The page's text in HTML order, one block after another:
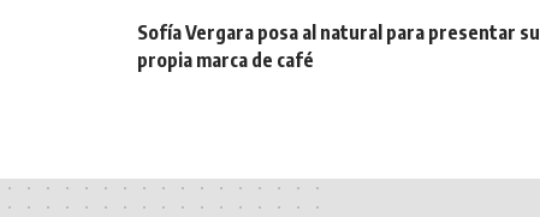
Sofía Vergara posa al natural para presentar su
propia marca de café